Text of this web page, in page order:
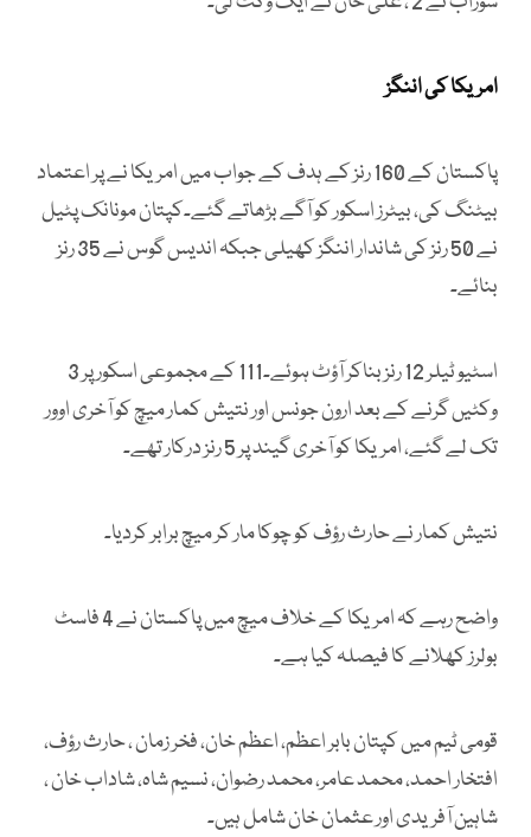
امریکا کی اننگز
پاکستان کے 160 رنز کے ہدف کے جواب میں امریکا نے پر اعتماد
بیٹنگ کی، بیٹرز اسکور کو آگے بڑھاتے گئے۔کپتان مونانک پٹیل
نے 50 رنز کی شاندار اننگز کھیلی جبکہ اندیس گوس نے 35 رنز
بنائے۔
اسٹیو ٹیلر 12 رنز بناکر آؤٹ ہوئے۔111 کے مجموعی اسکور پر 3
وکٹیں گرنے کے بعد ارون جونس اور نتیش کمار میچ کو آخری اوور
تک لے گئے، امریکا کو آخری گیند پر 5 رنز درکار تھے۔
نتیش کمار نے حارث رؤف کو چوکا مار کر میچ برابر کردیا۔
واضح رہے کہ امریکا کے خلاف میچ میں پاکستان نے 4 فاسٹ
بولرز کھلانے کا فیصلہ کیا ہے۔
قومی ٹیم میں کپتان بابر اعظم، اعظم خان، فخر زمان ، حارث رؤف،
افتخار احمد، محمد عامر، محمد رضوان، نسیم شاہ، شاداب خان ،
شاہین آفریدی اور عثمان خان شامل ہیں۔